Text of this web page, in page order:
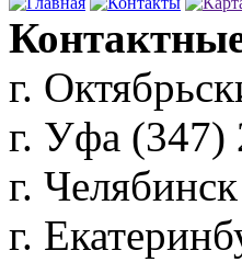
г.
г. Уфа (347)
г.
г.